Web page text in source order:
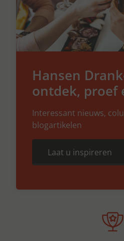
Hansen
ontdek, proef
Interessant nieuws,
blogartikelen
Laat u inspireren